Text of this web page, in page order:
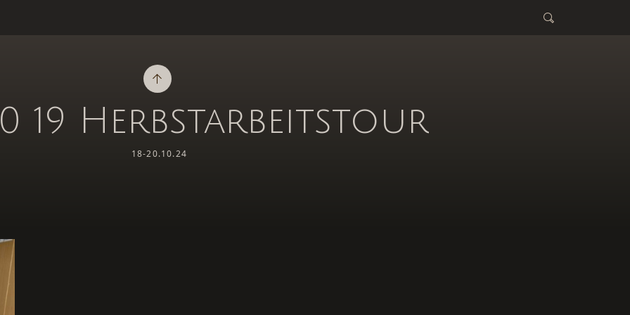
19 Herbstarbeitstour
18-20.10.24